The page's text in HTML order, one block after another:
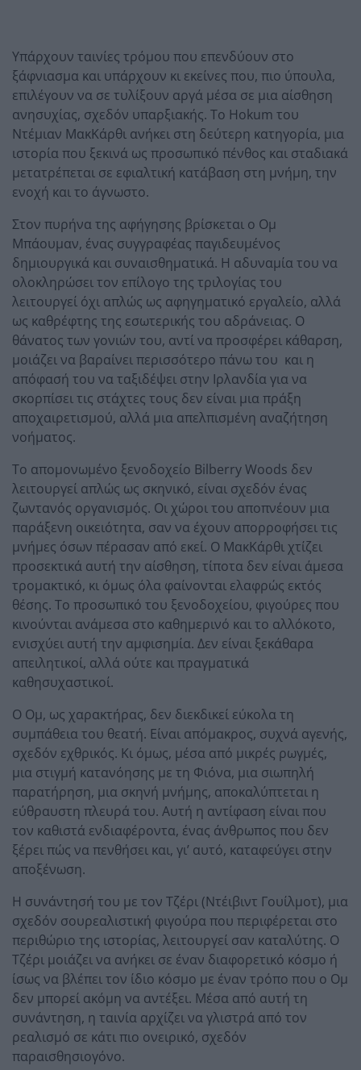
Υπάρχουν ταινίες τρόμου που επενδύουν στο
ξάφνιασμα και υπάρχουν κι εκείνες που, πιο ύπουλα,
επιλέγουν να σε τυλίξουν αργά μέσα σε μια αίσθηση
ανησυχίας, σχεδόν υπαρξιακής. Το Hokum του
Ντέμιαν ΜακΚάρθι ανήκει στη δεύτερη κατηγορία, μια
ιστορία που ξεκινά ως προσωπικό πένθος και σταδιακά
μετατρέπεται σε εφιαλτική κατάβαση στη μνήμη, την
ενοχή και το άγνωστο.
Στον πυρήνα της αφήγησης βρίσκεται ο Ομ
Μπάουμαν, ένας συγγραφέας παγιδευμένος
δημιουργικά και συναισθηματικά. Η αδυναμία του να
ολοκληρώσει τον επίλογο της τριλογίας του
λειτουργεί όχι απλώς ως αφηγηματικό εργαλείο, αλλά
ως καθρέφτης της εσωτερικής του αδράνειας. Ο
θάνατος των γονιών του, αντί να προσφέρει κάθαρση,
μοιάζει να βαραίνει περισσότερο πάνω του και η
απόφασή του να ταξιδέψει στην Ιρλανδία για να
σκορπίσει τις στάχτες τους δεν είναι μια πράξη
αποχαιρετισμού, αλλά μια απελπισμένη αναζήτηση
νοήματος.
Το απομονωμένο ξενοδοχείο Bilberry Woods δεν
λειτουργεί απλώς ως σκηνικό, είναι σχεδόν ένας
ζωντανός οργανισμός. Οι χώροι του αποπνέουν μια
παράξενη οικειότητα, σαν να έχουν απορροφήσει τις
μνήμες όσων πέρασαν από εκεί. Ο ΜακΚάρθι χτίζει
προσεκτικά αυτή την αίσθηση, τίποτα δεν είναι άμεσα
τρομακτικό, κι όμως όλα φαίνονται ελαφρώς εκτός
θέσης. Το προσωπικό του ξενοδοχείου, φιγούρες που
κινούνται ανάμεσα στο καθημερινό και το αλλόκοτο,
ενισχύει αυτή την αμφισημία. Δεν είναι ξεκάθαρα
απειλητικοί, αλλά ούτε και πραγματικά
καθησυχαστικοί.
Ο Ομ, ως χαρακτήρας, δεν διεκδικεί εύκολα τη
συμπάθεια του θεατή. Είναι απόμακρος, συχνά αγενής,
σχεδόν εχθρικός. Κι όμως, μέσα από μικρές ρωγμές,
μια στιγμή κατανόησης με τη Φιόνα, μια σιωπηλή
παρατήρηση, μια σκηνή μνήμης, αποκαλύπτεται η
εύθραυστη πλευρά του. Αυτή η αντίφαση είναι που
τον καθιστά ενδιαφέροντα, ένας άνθρωπος που δεν
ξέρει πώς να πενθήσει και, γι’ αυτό, καταφεύγει στην
αποξένωση.
Η συνάντησή του με τον Τζέρι (Ντέιβιντ Γουίλμοτ), μια
σχεδόν σουρεαλιστική φιγούρα που περιφέρεται στο
περιθώριο της ιστορίας, λειτουργεί σαν καταλύτης. Ο
Τζέρι μοιάζει να ανήκει σε έναν διαφορετικό κόσμο ή
ίσως να βλέπει τον ίδιο κόσμο με έναν τρόπο που ο Ομ
δεν μπορεί ακόμη να αντέξει. Μέσα από αυτή τη
συνάντηση, η ταινία αρχίζει να γλιστρά από τον
ρεαλισμό σε κάτι πιο ονειρικό, σχεδόν
παραισθησιογόνο.